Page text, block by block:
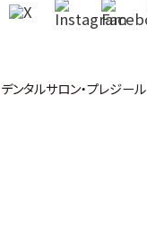
ンタルサロン・プレジール